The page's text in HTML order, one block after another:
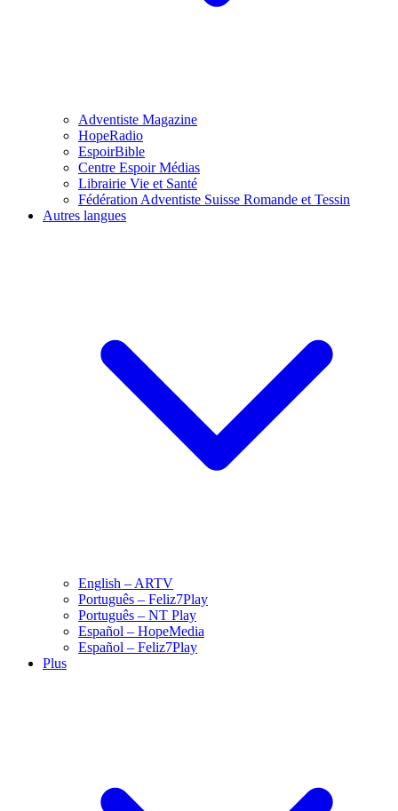
Adventiste Magazine
HopeRadio
EspoirBible
Centre Espoir Médias
Librairie Vie et Santé
Fédération Adventiste Suisse Romande et Tessin
Autres langues
English – ARTV
Português – Feliz7Play
Português – NT Play
Español – HopeMedia
Español – Feliz7Play
Plus